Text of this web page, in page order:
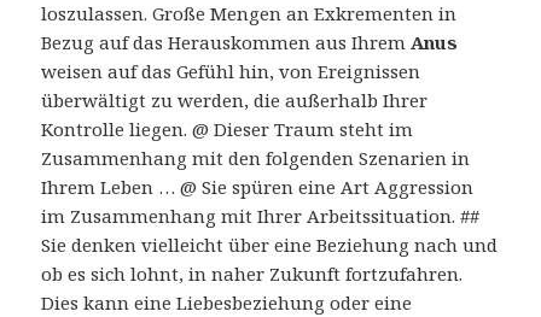
loszulassen. Große Mengen an Exkrementen in
Bezug auf das Herauskommen aus IhremAnus
weisen auf das Gefühl hin, von Ereignissen
überwältigt zu werden, die außerhalb Ihrer
Kontrolle liegen. @ Dieser Traum steht im
Zusammenhang mit den folgenden Szenarien in
Ihrem Leben … @ Sie spüren eine Art Aggression
im Zusammenhang mit Ihrer Arbeitssituation. ##
Sie denken vielleicht über eine Beziehung nach und
ob es sich lohnt, in naher Zukunft fortzufahren.
Dies kann eine Liebesbeziehung oder eine